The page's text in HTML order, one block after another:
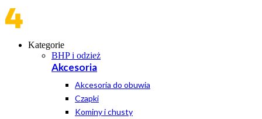
Kategorie
BHP i odzież
Akcesoria
Akcesoria do obuwia
Czapki
Kominy i chusty